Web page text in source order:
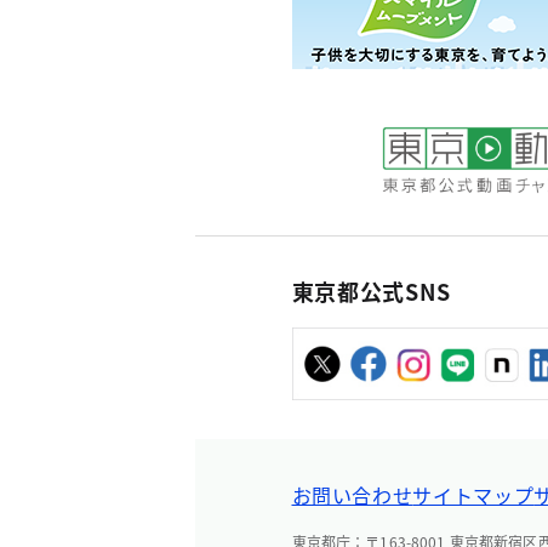
東京都公式SNS
お問い合わせサイトマップ
東京都庁：〒163-8001 東京都新宿区